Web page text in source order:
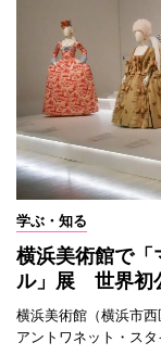
学ぶ・知る
横浜美術館で「
ル」展 世界初
横浜美術館（横浜市
アントワネット・スタ